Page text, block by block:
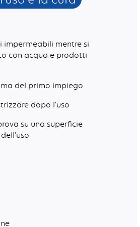
impermeabili mentre si
con acqua e prodotti
del primo impiego
dopo l'uso
su una superficie